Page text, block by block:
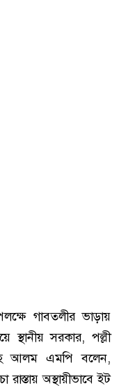
গাবতলীর ভাড়ায়
স্থানীয় সরকার, পল্লী
আলম এমপি বলেন,
রাস্তায় অস্থায়ীভাবে ইট